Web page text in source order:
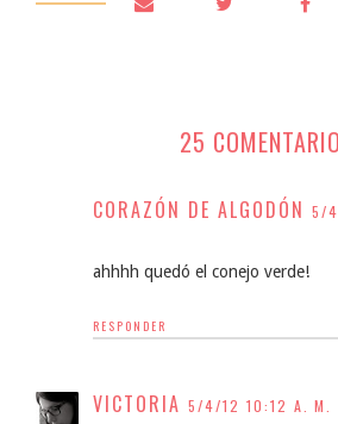
25
CORAZÓN DE ALGODÓN 5/
ahhhh quedó el conejo verde!
RESPONDER
VICTORIA 5/4/12 10:12 A. M.